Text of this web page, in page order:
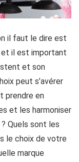
il faut le dire est
et il est important
et son
peut s’avérer
prendre en
et les harmoniser
Quels sont les
le choix de votre
marque